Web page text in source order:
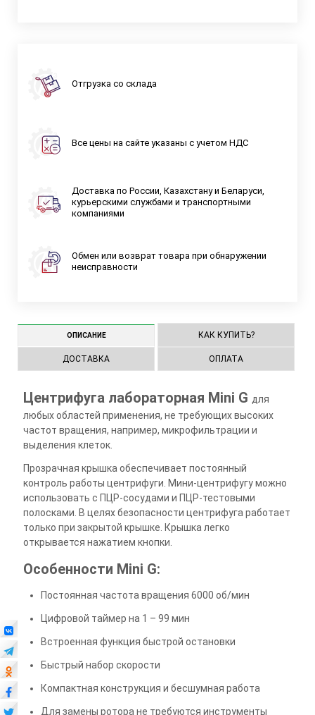
Отгрузка со склада
Все цены на сайте указаны с учетом НДС
Доставка по России, Казахстану и Беларуси,
курьерскими службами и транспортными
компаниями
Обмен или возврат товара при обнаружении
неисправности
ОПИСАНИЕ КАК КУПИТЬ?
ДОСТАВКА ОПЛАТА
Центрифуга лабораторная Mini G для
любых областей применения, не требующих высоких
частот вращения, например, микрофильтрации и
выделения клеток.
Прозрачная крышка обеспечивает постоянный
контроль работы центрифуги. Мини-центрифугу можно
использовать с ПЦР-сосудами и ПЦР-тестовыми
полосками. В целях безопасности центрифуга работает
только при закрытой крышке. Крышка легко
открывается нажатием кнопки.
Особенности Mini G:
Постоянная частота вращения 6000 об/мин
Цифровой таймер на 1 – 99 мин
Встроенная функция быстрой остановки
Быстрый набор скорости
Компактная конструкция и бесшумная работа
Для замены ротора не требуются инструменты